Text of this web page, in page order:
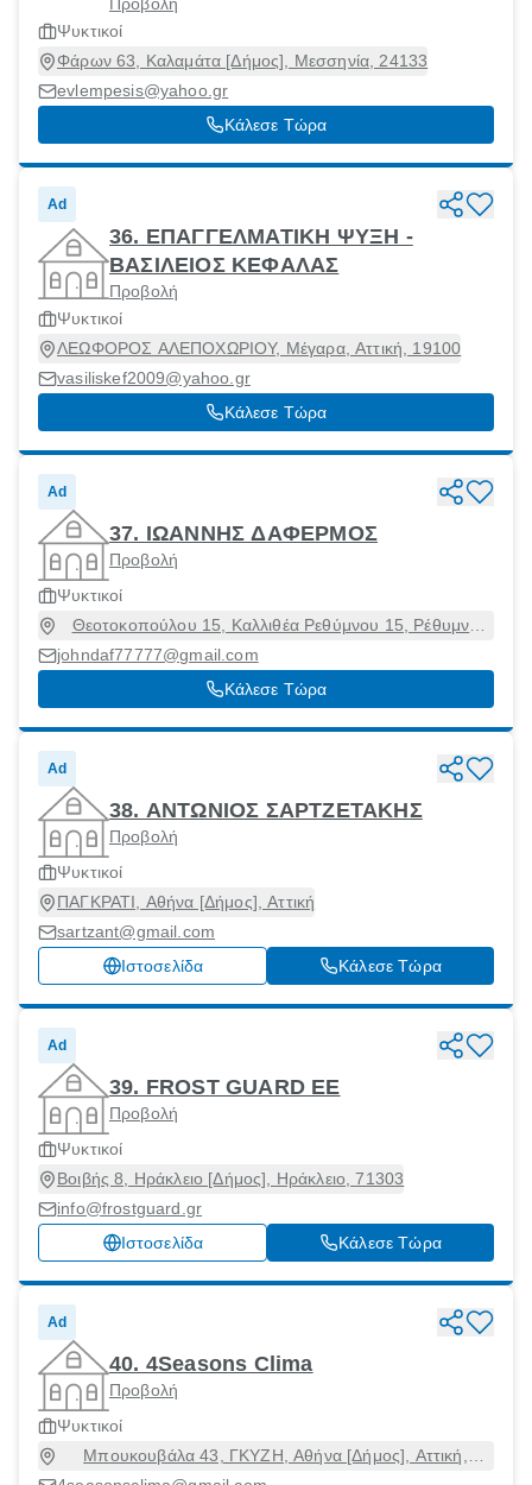
Ψυκτικοί
Φάρων 63, Καλαμάτα [Δήμος], Μεσσηνία, 24133
evlempesis@yahoo.gr
Κάλεσε Τώρα
Ad
36. ΕΠΑΓΓΕΛΜΑΤΙΚΗ ΨΥΞΗ -
ΒΑΣΙΛΕΙΟΣ ΚΕΦΑΛΑΣ
Προβολή
Ψυκτικοί
ΛΕΩΦΟΡΟΣ ΑΛΕΠΟΧΩΡΙΟΥ, Μέγαρα, Αττική, 19100
vasiliskef2009@yahoo.gr
Κάλεσε Τώρα
Ad
37. ΙΩΑΝΝΗΣ ΔΑΦΕΡΜΟΣ
Προβολή
Ψυκτικοί
Θεοτοκοπούλου 15, Καλλιθέα Ρεθύμνου 15, Ρέθυμνο
[Δήμος], Ρέθυμνο, 74100
johndaf77777@gmail.com
Κάλεσε Τώρα
Ad
38. ΑΝΤΩΝΙΟΣ ΣΑΡΤΖΕΤΑΚΗΣ
Προβολή
Ψυκτικοί
ΠΑΓΚΡΑΤΙ, Αθήνα [Δήμος], Αττική
sartzant@gmail.com
Ιστοσελίδα
Κάλεσε Τώρα
Ad
39. FROST GUARD EE
Προβολή
Ψυκτικοί
Βοιβής 8, Ηράκλειο [Δήμος], Ηράκλειο, 71303
info@frostguard.gr
Ιστοσελίδα
Κάλεσε Τώρα
Ad
40. 4Seasons Clima
Προβολή
Ψυκτικοί
Μπουκουβάλα 43, ΓΚΥΖΗ, Αθήνα [Δήμος], Αττική,
11475